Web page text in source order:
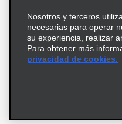
Términos de uso
Política
Información de
© 2026 Enterprise
Nosotros y terceros
necesarias para operar
su experiencia, realizar
Para obtener más
privacidad de cookies.